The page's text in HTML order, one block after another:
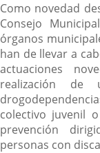
Como novedad
Consejo
órganos
han de llevar a
actuaciones
realización de
colectivo juvenil
prevención
personas con